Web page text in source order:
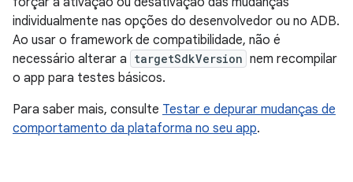
individualmente nas opções do desenvolvedor ou no ADB.
Ao usar o framework de compatibilidade, não é
necessário alterar a targetSdkVersion nem recompilar
o app para testes básicos.
Para saber mais, consulte Testar e depurar mudanças de
comportamento da plataforma no seu app.